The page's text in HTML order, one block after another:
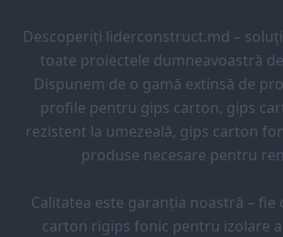
Descoperiți liderconstruct.md –
toate proiectele dumneavoastră
Dispunem de o gamă extinsă de
profile pentru gips carton, gips
rezistent la umezeală, gips carton
produse necesare pentru
Calitatea este garanția noastră – fie
carton rigips fonic pentru izolare